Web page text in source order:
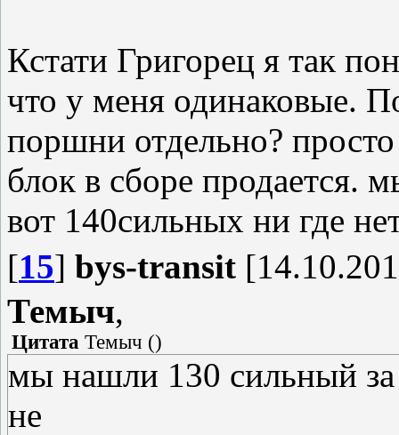
Кстати Григорец я так
что у меня одинаковые.
поршни отдельно?
блок в сборе продается.
вот 140сильных ни где
[15] bys-transit
Темыч,
Цитата Темыч ()
мы нашли 130 сильный за
не